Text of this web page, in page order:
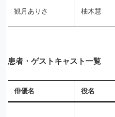
観月ありさ 柚木慧
患者・ゲストキャスト一覧
俳優名 役名